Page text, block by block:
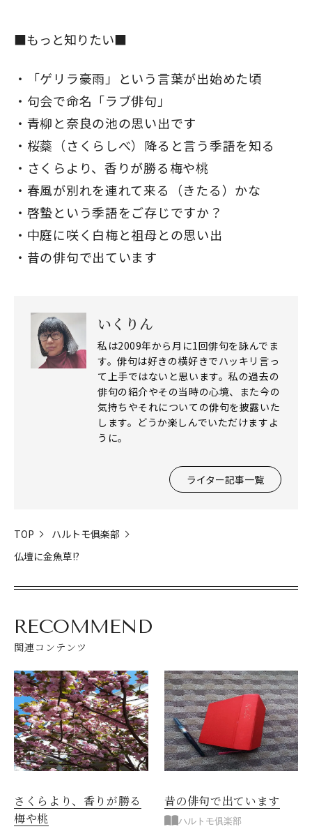
■もっと知りたい■
「ゲリラ豪雨」という言葉が出始めた頃
句会で命名「ラブ俳句」
青柳と奈良の池の思い出です
桜蘂（さくらしべ）降ると言う季語を知る
さくらより、香りが勝る梅や桃
春風が別れを連れて来る（きたる）かな
啓蟄という季語をご存じですか？
中庭に咲く白梅と祖母との思い出
昔の俳句で出ています
いくりん
私は2009年から月に1回俳句を詠んでま
す。俳句は好きの横好きでハッキリ言っ
て上手ではないと思います。私の過去の
俳句の紹介やその当時の心境、また今の
気持ちやそれについての俳句を披露いた
します。どうか楽しんでいただけますよ
うに。
ライター記事一覧
TOP
ハルトモ俱楽部
仏壇に金魚草!?
RECOMMEND
関連コンテンツ
さくらより、香りが勝る
梅や桃
昔の俳句で出ています
ハルトモ俱楽部